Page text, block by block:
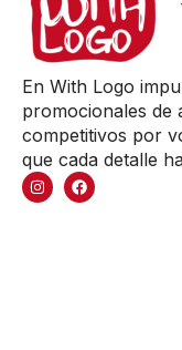
En With Logo
promocionales de
competitivos por
que cada detalle